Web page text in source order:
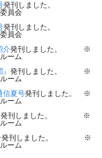
発刊しました。
員会
発刊しました。
員会
介発刊しました。 ※
ーム
発刊しました。 ※
ーム
信夏号発刊しました。 ※
ーム
発刊しました。 ※
ーム
発刊しました。 ※
ーム